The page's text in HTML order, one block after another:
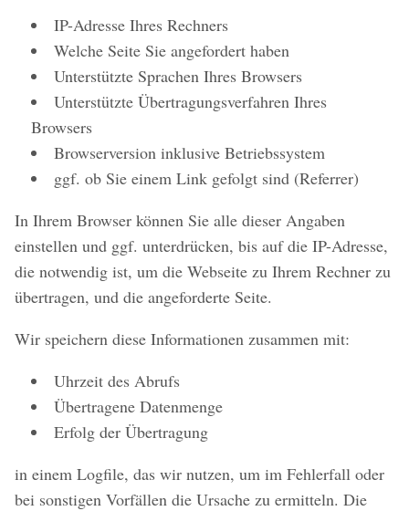
IP-Adresse Ihres Rechners
Welche Seite Sie angefordert haben
Unterstützte Sprachen Ihres Browsers
Unterstützte Übertragungsverfahren Ihres
Browsers
Browserversion inklusive Betriebssystem
ggf. ob Sie einem Link gefolgt sind (Referrer)
In Ihrem Browser können Sie alle dieser Angaben
einstellen und ggf. unterdrücken, bis auf die IP-Adresse,
die notwendig ist, um die Webseite zu Ihrem Rechner zu
übertragen, und die angeforderte Seite.
Wir speichern diese Informationen zusammen mit:
Uhrzeit des Abrufs
Übertragene Datenmenge
Erfolg der Übertragung
in einem Logfile, das wir nutzen, um im Fehlerfall oder
bei sonstigen Vorfällen die Ursache zu ermitteln. Die